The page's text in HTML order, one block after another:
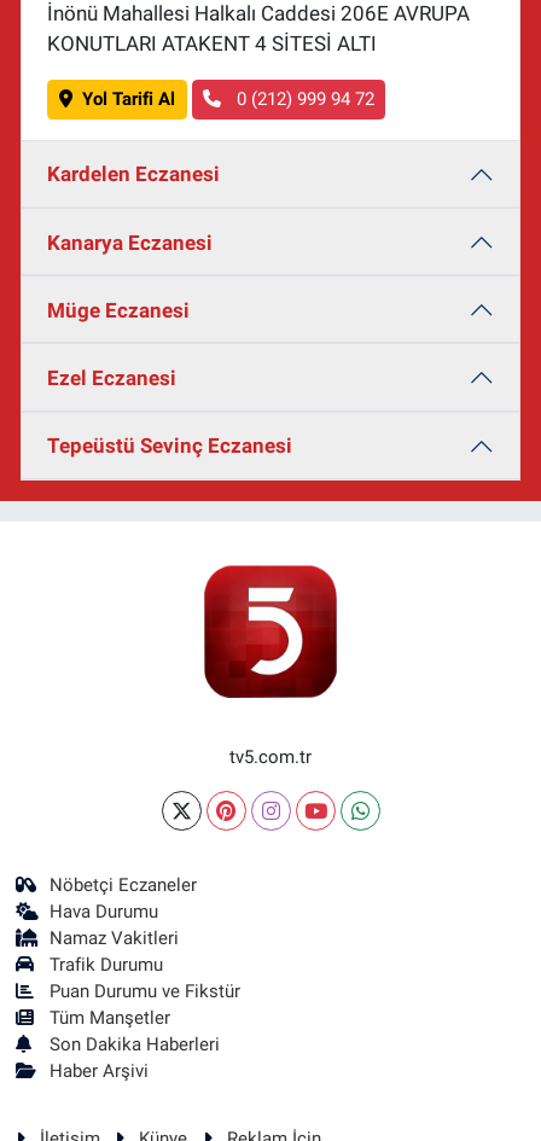
İnönü Mahallesi Halkalı Caddesi 206E AVRUPA
KONUTLARI ATAKENT 4 SİTESİ ALTI
Yol Tarifi Al 0 (212) 999 94 72
Kardelen Eczanesi
Kanarya Eczanesi
Müge Eczanesi
Ezel Eczanesi
Tepeüstü Sevinç Eczanesi
tv5.com.tr
Nöbetçi Eczaneler
Hava Durumu
Namaz Vakitleri
Trafik Durumu
Puan Durumu ve Fikstür
Tüm Manşetler
Son Dakika Haberleri
Haber Arşivi